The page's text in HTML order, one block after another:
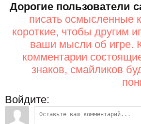
Дорогие пользователи
писать осмысленные
короткие, чтобы другим
ваши мысли об игре.
комментарии
знаков, смайликов
Войдите: